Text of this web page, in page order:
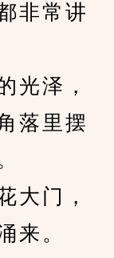
非常讲
泽，
落里摆
门，
来。